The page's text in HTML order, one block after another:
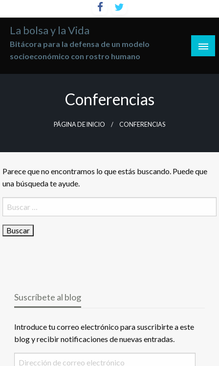
al
contenido
La bolsa y la Vida
Bitácora para la defensa de un modelo
socioeconómico con rostro humano
Conferencias
PÁGINA DE INICIO CONFERENCIAS
Parece que no encontramos lo que estás buscando. Puede que
una búsqueda te ayude.
Buscar:
Suscríbete al blog
Introduce tu correo electrónico para suscribirte a este
blog y recibir notificaciones de nuevas entradas.
Dirección